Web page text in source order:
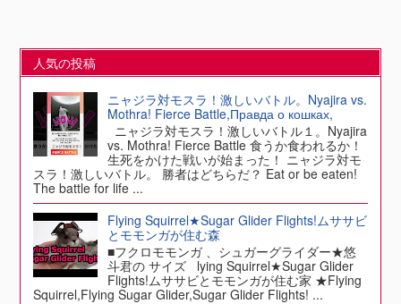
人気の投稿
ニャジラ対モスラ！激しいバトル。Nyajira vs.
Mothra! Fierce Battle,Правда о кошках,
ニャジラ対モスラ！激しいバトル１。Nyajira
vs. Mothra! Fierce Battle 食うか食われるか！
生死をかけた戦いが始まった！ ニャジラ対モ
スラ！激しいバトル。 勝者はどちらだ？ Eat or be eaten!
The battle for life ...
Flying Squirrel★Sugar Glider Flights!ムササビ
とモモンガが住む森
■フクロモモンガ 、シュガーグライダー★悠
斗君の サイズ lying Squirrel★Sugar Glider
Flights!ムササビとモモンガが住む家 ★Flying
Squirrel,Flying Sugar Glider,Sugar Glider Flights! ...